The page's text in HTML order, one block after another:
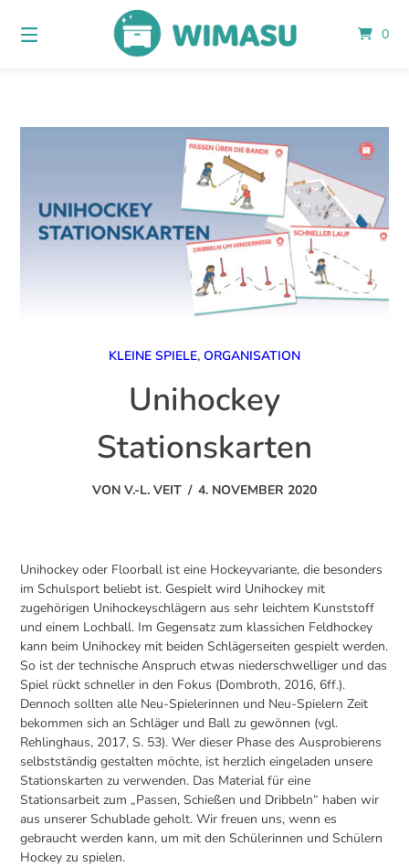
zum
Inhalt
0
KLEINE SPIELE, ORGANISATION
Unihockey
Stationskarten
VON V.-L. VEIT / 4. NOVEMBER 2020
Unihockey oder Floorball ist eine Hockeyvariante, die besonders
im Schulsport beliebt ist. Gespielt wird Unihockey mit
zugehörigen Unihockeyschlägern aus sehr leichtem Kunststoff
und einem Lochball. Im Gegensatz zum klassichen Feldhockey
kann beim Unihockey mit beiden Schlägerseiten gespielt werden.
So ist der technische Anspruch etwas niederschwelliger und das
Spiel rückt schneller in den Fokus (Dombroth, 2016, 6ff.).
Dennoch sollten alle Neu-Spielerinnen und Neu-Spielern Zeit
bekommen sich an Schläger und Ball zu gewönnen (vgl.
Rehlinghaus, 2017, S. 53). Wer dieser Phase des Ausprobierens
selbstständig gestalten möchte, ist herzlich eingeladen unsere
Stationskarten zu verwenden. Das Material für eine
Stationsarbeit zum „Passen, Schießen und Dribbeln“ haben wir
aus unserer Schublade geholt. Wir freuen uns, wenn es
gebraucht werden kann, um mit den Schülerinnen und Schülern
Hockey zu spielen.